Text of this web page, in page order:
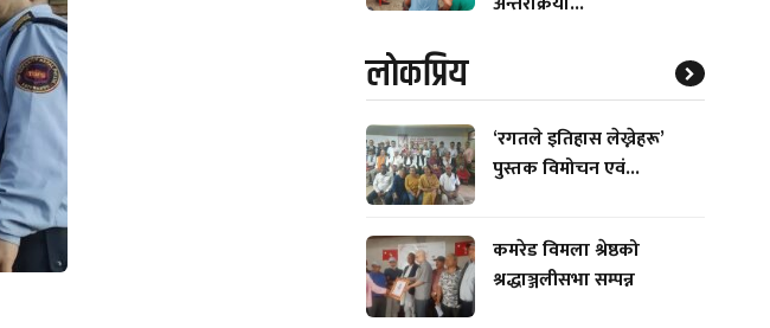
लाेकप्रिय
‘रगतले इतिहास लेख्नेहरू’
पुस्तक विमोचन एवं...
कमरेड विमला श्रेष्ठको
श्रद्धाञ्जलीसभा सम्पन्न